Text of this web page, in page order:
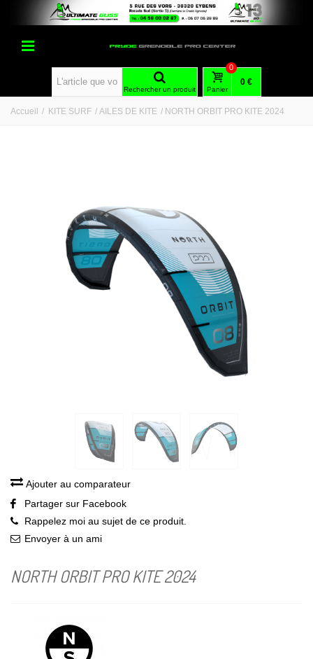
Rechercher un produit Panier
0
0 €
Accueil / KITE SURF / AILES DE KITE / NORTH ORBIT PRO KITE 2024
Ajouter au comparateur
Partager sur Facebook
Rappelez moi au sujet de ce produit.
Envoyer à un ami
NORTH ORBIT PRO KITE 2024